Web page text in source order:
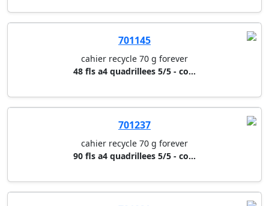
721230
cahier spirale oxford
90 fls a4 quadrillees 5/5 perf...
712961
cahier spirale studium/bind'o ...
120 fls (30x4) quadrillees 5/5...
716711